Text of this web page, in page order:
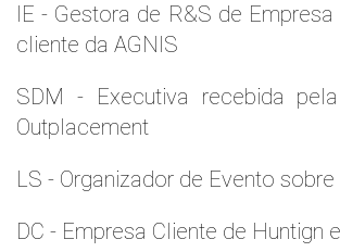
IE - Gestora de R&S de
cliente da AGNIS
SDM - Executiva recebida
Outplacement
LS - Organizador de Evento sobre
DC - Empresa Cliente de Huntign